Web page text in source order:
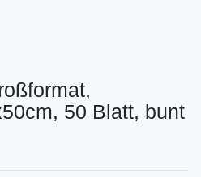
50 Blatt, bunt